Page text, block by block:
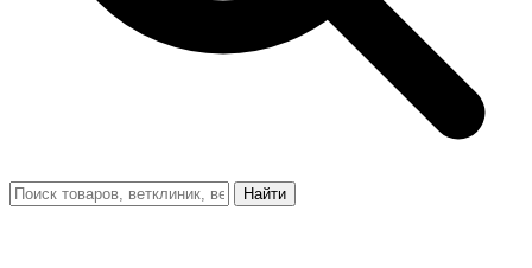
Найти